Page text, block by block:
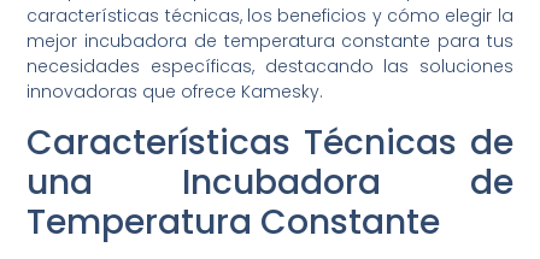
características técnicas, los beneficios y cómo elegir la
mejor incubadora de temperatura constante para tus
necesidades específicas, destacando las soluciones
innovadoras que ofrece Kamesky.
Características Técnicas de
una Incubadora de
Temperatura Constante